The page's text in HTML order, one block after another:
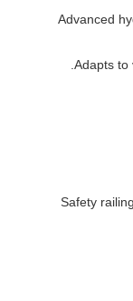
Advanced
Adapts to
Safety